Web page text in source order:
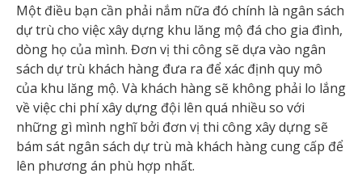
Một điều bạn cần phải nắm nữa đó chính là ngân sách
dự trù cho việc xây dựng khu lăng mộ đá cho gia đình,
dòng họ của mình. Đơn vị thi công sẽ dựa vào ngân
sách dự trù khách hàng đưa ra để xác định quy mô
của khu lăng mộ. Và khách hàng sẽ không phải lo lắng
về việc chi phí xây dựng đội lên quá nhiều so với
những gì mình nghĩ bởi đơn vị thi công xây dựng sẽ
bám sát ngân sách dự trù mà khách hàng cung cấp để
lên phương án phù hợp nhất.